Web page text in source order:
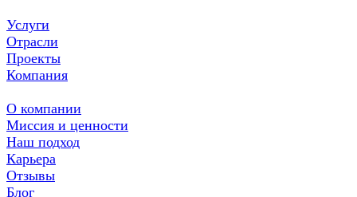
Услуги
Отрасли
Проекты
Компания
О компании
Миссия и ценности
Наш подход
Карьера
Отзывы
Блог